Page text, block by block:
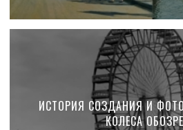
ИСТОРИЯ СОЗДАНИЯ И
КОЛЕСА